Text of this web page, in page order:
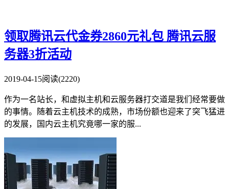
领取腾讯云代金券2860元礼包 腾讯云服
务器3折活动
2019-04-15阅读(2220)
作为一名站长，和虚拟主机和云服务器打交道是我们经常要做
的事情。随着云主机技术的成熟，市场份额也迎来了突飞猛进
的发展，国内云主机究竟哪一家的服...